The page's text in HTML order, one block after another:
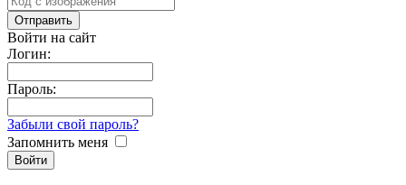
Войти на сайт
Логин:
Пароль:
Забыли свой пароль?
Запомнить меня